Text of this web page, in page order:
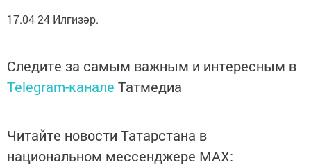
17.04 24 Илгизәр.
Следите за самым важным и интересным в
Telegram-канале Татмедиа
Читайте новости Татарстана в
национальном мессенджере MАХ: